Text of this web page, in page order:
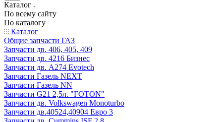
Каталог
По всему сайту
По каталогу
Каталог
Общие запчасти ГАЗ
Запчасти дв. 406, 405, 409
Запчасти дв. 4216 Бизнес
Запчасти дв. A274 Evotech
Запчасти Газель NEXT
Запчасти Газель NN
Запчасти G21 2,5л. "FOTON"
Запчасти дв. Volkswagen Monoturbo
Запчасти дв.40524,40904 Евро 3